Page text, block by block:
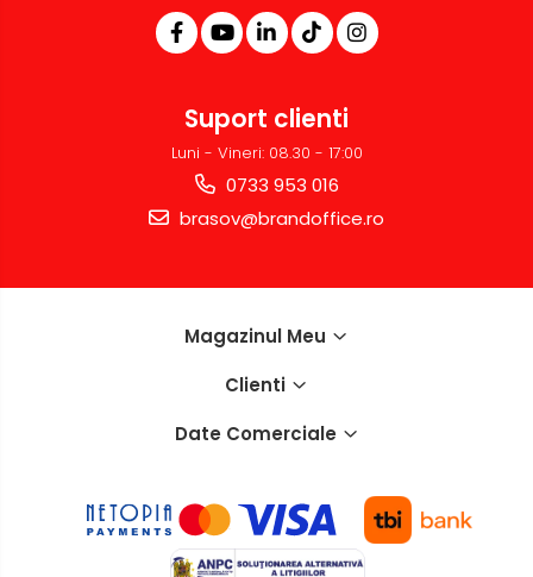
Suport clienti
Luni - Vineri: 08.30 - 17:00
0733 953 016
brasov@brandoffice.ro
Magazinul Meu
Clienti
Date Comerciale